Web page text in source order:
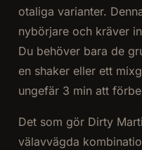
otaliga varianter.
nybörjare och kräver
Du behöver bara de
en shaker eller ett
ungefär 3 min att
Det som gör Dirty
välavvägda